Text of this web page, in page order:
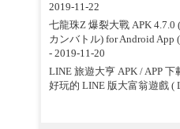
2019-11-22
七龍珠Z 爆裂大戰 APK
カンバトル) for Android App
- 2019-11-20
LINE 旅遊大亨 APK / APP 下
好玩的 LINE 版大富翁遊戲 (